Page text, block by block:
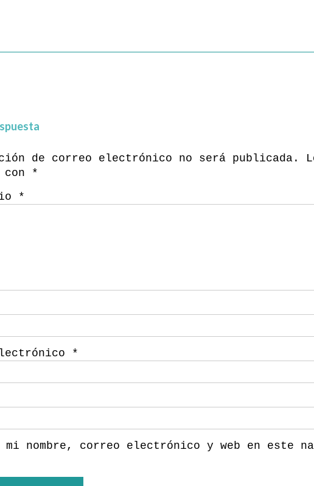
de correo electrónico no será publicada.
con
*
*
*
mi nombre, correo electrónico y web en este